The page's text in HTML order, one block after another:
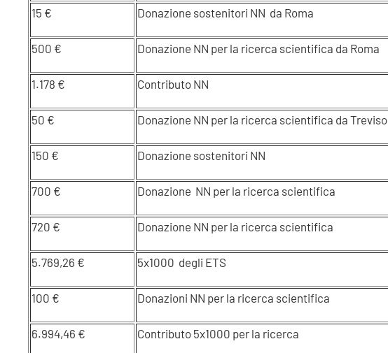
15 € Donazione sostenitori NN da Roma
500 € Donazione NN per la ricerca scientifica da Roma
1.178 € Contributo NN
50 € Donazione NN per la ricerca scientifica da Treviso
150 € Donazione sostenitori NN
700 € Donazione NN per la ricerca scientifica
720 € Donazione NN per la ricerca scientifica
5.769,26 € 5x1000 degli ETS
100 € Donazioni NN per la ricerca scientifica
6.994,46 € Contributo 5x1000 per la ricerca